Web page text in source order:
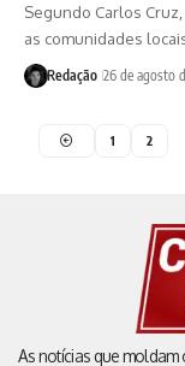
Segundo Carlos
as comunidades
Redação 26 de agosto
1 2
As notícias que